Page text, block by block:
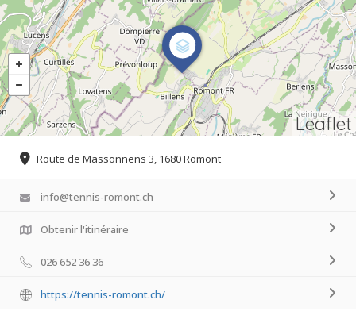
Leaflet
Route de Massonnens 3, 1680 Romont
info@tennis-romont.ch
Obtenir l'itinéraire
026 652 36 36
https://tennis-romont.ch/